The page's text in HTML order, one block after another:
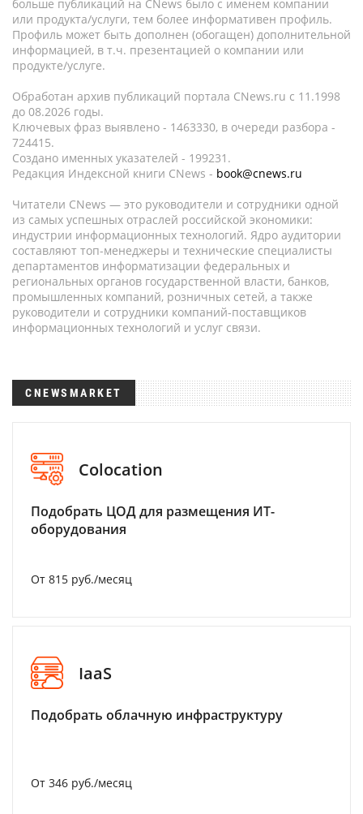
больше публикаций на CNews было с именем компании
или продукта/услуги, тем более информативен профиль.
Профиль может быть дополнен (обогащен) дополнительной
информацией, в т.ч. презентацией о компании или
продукте/услуге.
Обработан архив публикаций портала CNews.ru c 11.1998
до 08.2026 годы.
Ключевых фраз выявлено - 1463330, в очереди разбора -
724415.
Создано именных указателей - 199231.
Редакция Индексной книги CNews - book@cnews.ru
Читатели CNews — это руководители и сотрудники одной
из самых успешных отраслей российской экономики:
индустрии информационных технологий. Ядро аудитории
составляют топ-менеджеры и технические специалисты
департаментов информатизации федеральных и
региональных органов государственной власти, банков,
промышленных компаний, розничных сетей, а также
руководители и сотрудники компаний-поставщиков
информационных технологий и услуг связи.
CNEWSMARKET
Colocation
Подобрать ЦОД для размещения ИТ-
оборудования
От 815 руб./месяц
IaaS
Подобрать облачную инфраструктуру
От 346 руб./месяц